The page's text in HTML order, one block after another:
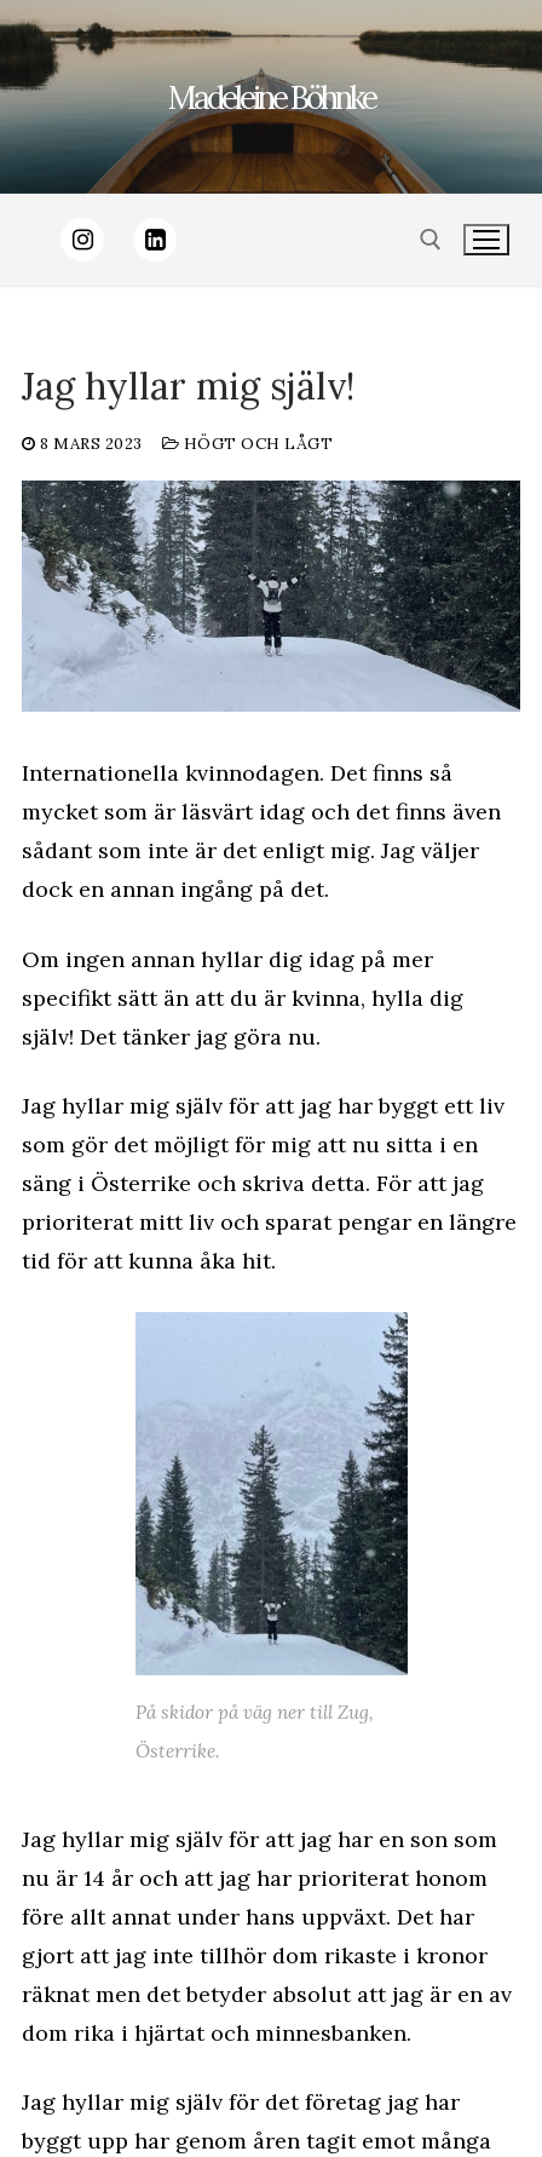
Hoppa
till
innehåll
Madeleine Böhnke
Jag hyllar mig själv!
8 MARS 2023 HÖGT OCH LÅGT
Internationella kvinnodagen. Det finns så
mycket som är läsvärt idag och det finns även
sådant som inte är det enligt mig. Jag väljer
dock en annan ingång på det.
Om ingen annan hyllar dig idag på mer
specifikt sätt än att du är kvinna, hylla dig
själv! Det tänker jag göra nu.
Jag hyllar mig själv för att jag har byggt ett liv
som gör det möjligt för mig att nu sitta i en
säng i Österrike och skriva detta. För att jag
prioriterat mitt liv och sparat pengar en längre
tid för att kunna åka hit.
På skidor på väg ner till Zug,
Österrike.
Jag hyllar mig själv för att jag har en son som
nu är 14 år och att jag har prioriterat honom
före allt annat under hans uppväxt. Det har
gjort att jag inte tillhör dom rikaste i kronor
räknat men det betyder absolut att jag är en av
dom rika i hjärtat och minnesbanken.
Jag hyllar mig själv för det företag jag har
byggt upp har genom åren tagit emot många